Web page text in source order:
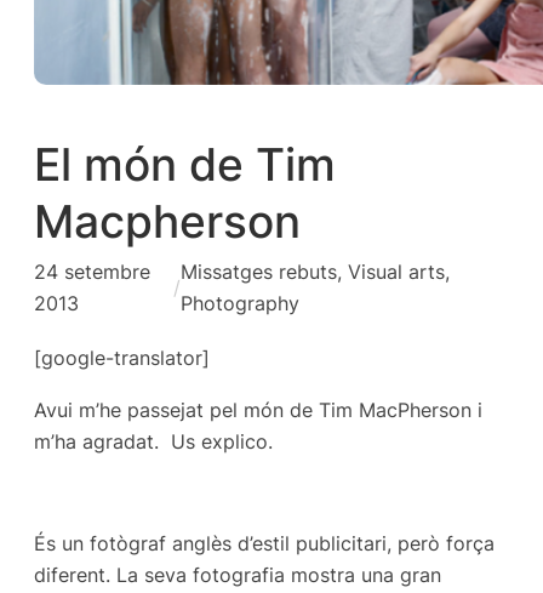
El món de Tim
Macpherson
24 setembre
2013
/
Missatges rebuts, Visual arts,
Photography
[google-translator]
Avui m’he passejat pel món de Tim MacPherson i
m’ha agradat. Us explico.
És un fotògraf anglès d’estil publicitari, però força
diferent. La seva fotografia mostra una gran